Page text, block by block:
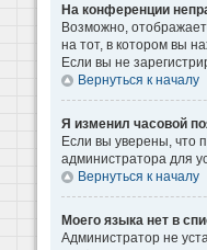
На конференции
Возможно,
на тот, в котором вы
Если вы не
Вернуться к началу
Я изменил часовой
Если вы уверены, что
администратора для
Вернуться к началу
Моего языка нет в
Администратор не